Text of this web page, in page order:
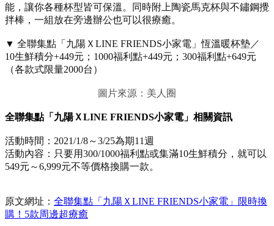
能，讓你各種杯型皆可保溫。同時附上陶瓷馬克杯與不鏽鋼攪
拌棒，一組放在旁邊辦公也可以很療癒。
▼ 全聯集點「九陽ＸLINE FRIENDS小家電」恆溫暖杯墊／
10生鮮積分+449元；1000福利點+449元；300福利點+649元
（各款式限量2000台）
圖片來源：美人圈
全聯集點「九陽ＸLINE FRIENDS小家電」相關資訊
活動時間：2021/1/8～3/25為期11週
活動內容：只要用300/1000福利點或集滿10生鮮積分，就可以
549元～6,999元不等價格換購一款。
原文網址： 全聯集點「九陽ＸLINE FRIENDS小家電」限時換
購！5款周邊超療癒